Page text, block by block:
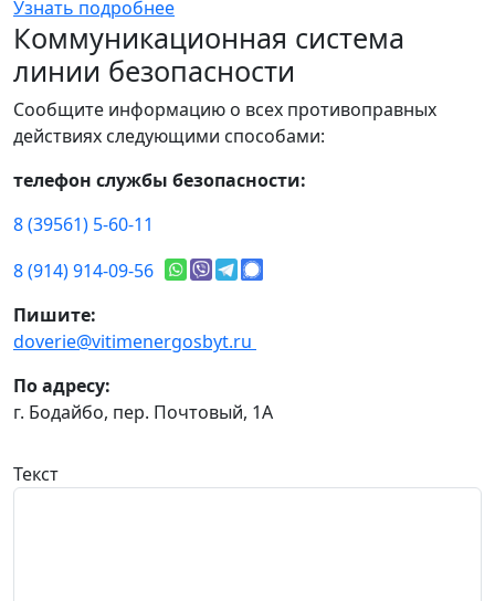
Узнать подробнее
Коммуникационная система
линии безопасности
Сообщите информацию о всех противоправных
действиях следующими способами:
телефон службы безопасности:
8 (39561) 5-60-11
8 (914) 914-09-56
Пишите:
doverie@vitimenergosbyt.ru
По адресу:
г. Бодайбо, пер. Почтовый, 1А
Текст